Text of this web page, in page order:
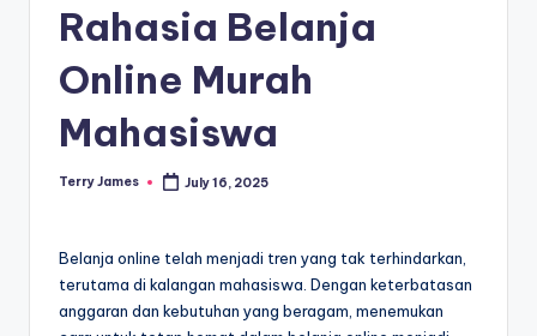
Rahasia Belanja
Online Murah
Mahasiswa
Posted
Terry James July 16, 2025
Belanja online telah menjadi tren yang tak terhindarkan,
terutama di kalangan mahasiswa. Dengan keterbatasan
anggaran dan kebutuhan yang beragam, menemukan